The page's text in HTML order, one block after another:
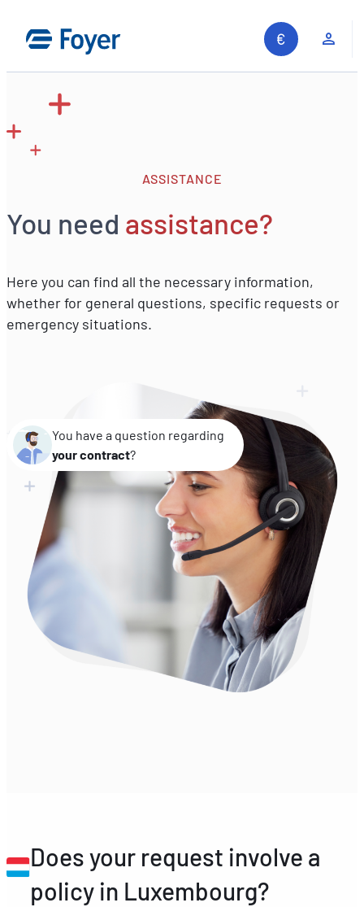
content
ENFRDE
ASSISTANCE
You need assistance?
Here you can find all the necessary information,
whether for general questions, specific requests or
emergency situations.
You have a question regarding
your contract?
Does your request involve a
policy in Luxembourg?